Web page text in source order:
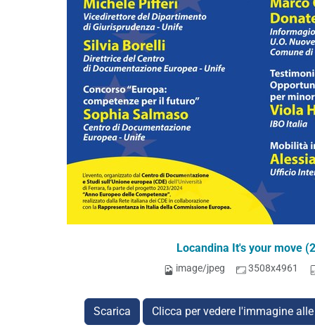
Locandina It's your move
image/jpeg 3508x4961
Scarica Clicca per vedere l'immagine